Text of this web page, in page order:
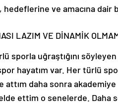
hedeflerine ve amacına dair
LAZIM VE DİNAMİK
sporla uğraştığını
hayatım var. Her türlü
attım daha sonra
ettim o senelerde. Daha